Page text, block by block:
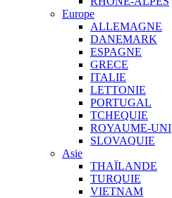
Europe
ALLEMAGNE
DANEMARK
ESPAGNE
GRECE
ITALIE
LETTONIE
PORTUGAL
TCHEQUIE
ROYAUME-UNI
SLOVAQUIE
Asie
THAÏLANDE
TURQUIE
VIETNAM